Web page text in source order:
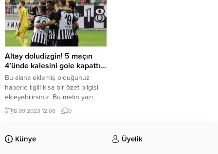
Altay doludizgin! 5 maçın
4’ünde kalesini gole kapattı…
Bu alana eklemiş olduğunuz
haberle ilgili kısa bir özet bilgisi
ekleyebilirsiniz. Bu metin yazı
düzenleme sayfasında “Özet”
bölümünden eklenebilir. Özet
olarak bu şekilde gösterilir,
eklenmemişse bu alan boş kalır.
18.09.2023 12:06 0
Künye Üyelik